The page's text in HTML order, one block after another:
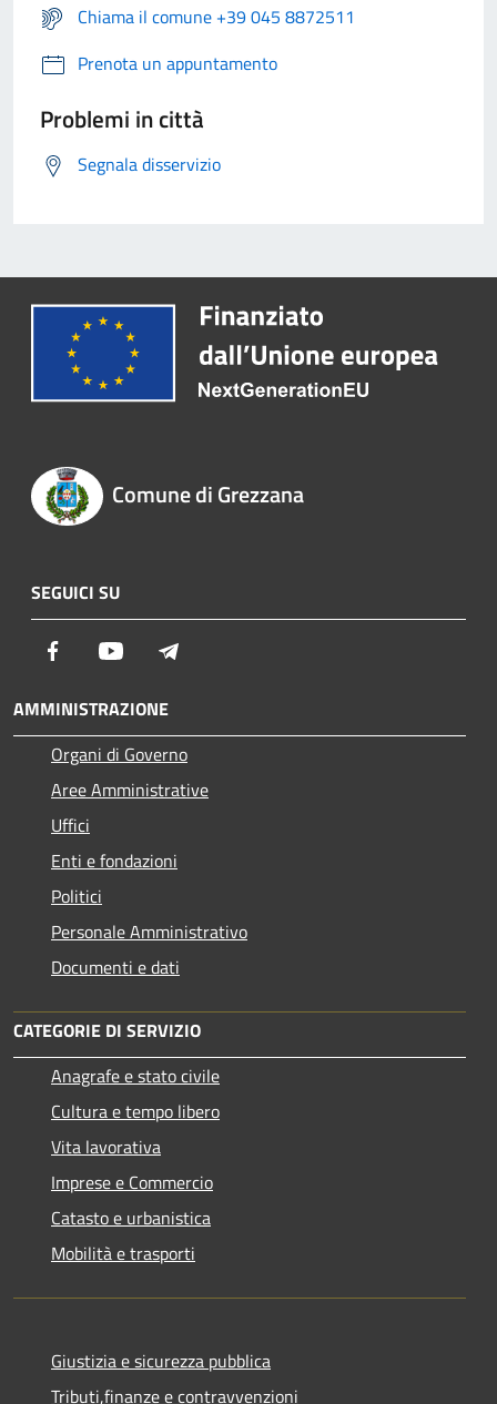
Chiama il comune +39 045 8872511
Prenota un appuntamento
Problemi in città
Segnala disservizio
Comune di Grezzana
SEGUICI SU
Facebook Youtube
AMMINISTRAZIONE
Organi di Governo
Aree Amministrative
Uffici
Enti e fondazioni
Politici
Personale Amministrativo
Documenti e dati
CATEGORIE DI SERVIZIO
Anagrafe e stato civile
Cultura e tempo libero
Vita lavorativa
Imprese e Commercio
Catasto e urbanistica
Mobilità e trasporti
Giustizia e sicurezza pubblica
Tributi,finanze e contravvenzioni